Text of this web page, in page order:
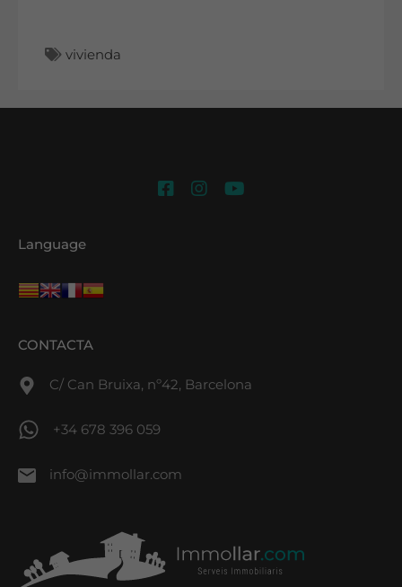
vivienda
Language
CONTACTA
C/ Can Bruixa, nº42, Barcelona
+34 678 396 059
info@immollar.com